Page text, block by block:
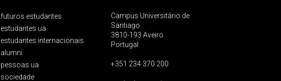
futuros estudantes
estudantes ua
estudantes internacionais
alumni
pessoas ua
sociedade
Campus Universitário de
Santiago
3810-193 Aveiro
Portugal
+351 234 370 200